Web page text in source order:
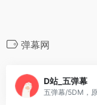
弹幕网
D站_五弹幕